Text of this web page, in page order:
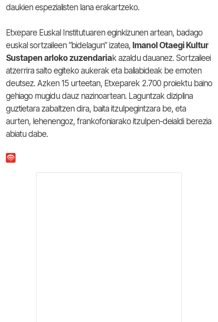
daukien espezialisten lana erakartzeko.
Etxepare Euskal Institutuaren eginkizunen artean, badago
euskal sortzaileen “bidelagun” izatea, Imanol Otaegi Kultur
Sustapen arloko zuzendariak azaldu dauanez. Sortzaileei
atzerrira salto egiteko aukerak eta baliabideak be emoten
deutsez. Azken 15 urteetan, Etxeparek 2.700 proiektu baino
gehiago mugidu dauz nazinoartean. Laguntzak diziplina
guztietara zabaltzen dira, baita itzulpegintzara be, eta
aurten, lehenengoz, frankofoniarako itzulpen-deialdi berezia
abiatu dabe.